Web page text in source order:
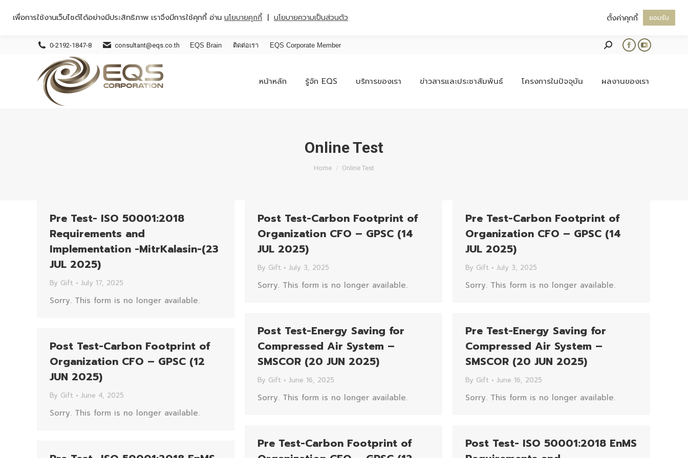
0-2192-1847-8 consultant@eqs.co.th EQS Brain ติดต่อเรา EQS Corporate Member Search:
Facebook
opens
YouTube
opens
หน้าหลัก รู้จัก EQS บริการของเรา ข่าวสารและประชาสัมพันธ์ โครงการในปัจจุบัน ผลงานของเรา
Online Test
You are here:
Home Online Test
Pre Test- ISO 50001:2018
Requirements and
Implementation -MitrKalasin-(23
JUL 2025)
By Gift July 17, 2025
Sorry. This form is no longer available.
Post Test-Carbon Footprint of
Organization CFO – GPSC (14
JUL 2025)
By Gift July 3, 2025
Sorry. This form is no longer available.
Pre Test-Carbon Footprint of
Organization CFO – GPSC (14
JUL 2025)
By Gift July 3, 2025
Sorry. This form is no longer available.
Post Test-Energy Saving for
Compressed Air System –
SMSCOR (20 JUN 2025)
By Gift June 16, 2025
Sorry. This form is no longer available.
Pre Test-Energy Saving for
Compressed Air System –
SMSCOR (20 JUN 2025)
By Gift June 16, 2025
Sorry. This form is no longer available.
Post Test-Carbon Footprint of
Organization CFO – GPSC (12
JUN 2025)
By Gift June 4, 2025
Sorry. This form is no longer available.
Pre Test-Carbon Footprint of
Post Test- ISO 50001:2018 EnMS
เพื่อการใช้งานเว็บไซต์ได้อย่างมีประสิทธิภาพ เราจึงมีการใช้คุกกี้ อ่าน นโยบายคุกกี้ | นโยบายความเป็นส่วนตัว ตั้งค่าคุกกี้ ยอมรับ